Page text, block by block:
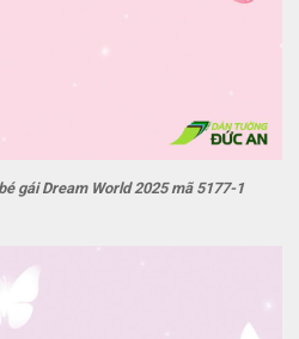
gái Dream World 2025 mã 5177-1